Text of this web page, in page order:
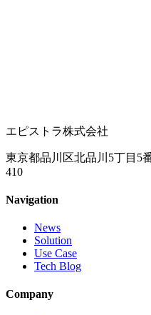
エピストラ株式会社
東京都品川区北品川5丁目5
410
Navigation
News
Solution
Use Case
Tech Blog
Company